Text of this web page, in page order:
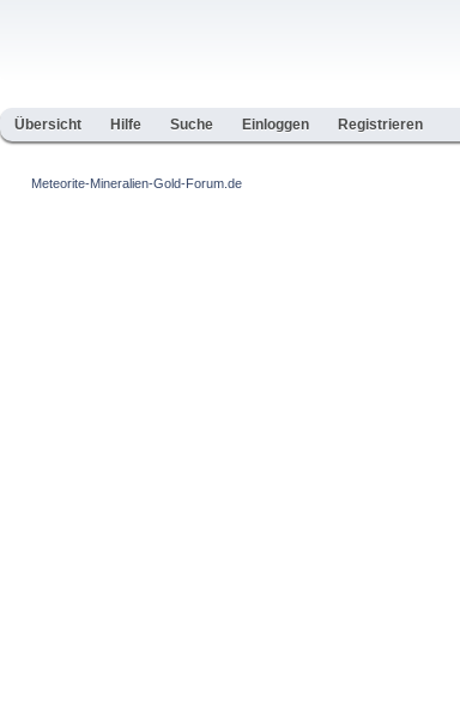
Übersicht Hilfe Suche Einloggen Registrieren
Meteorite-Mineralien-Gold-Forum.de